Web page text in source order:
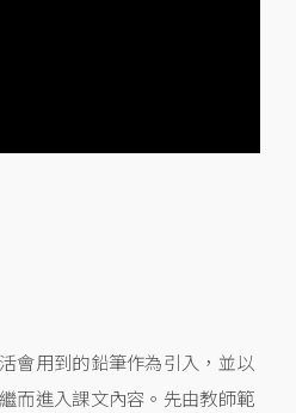
會用到的鉛筆作為引入，並以
而進入課文內容。先由教師範